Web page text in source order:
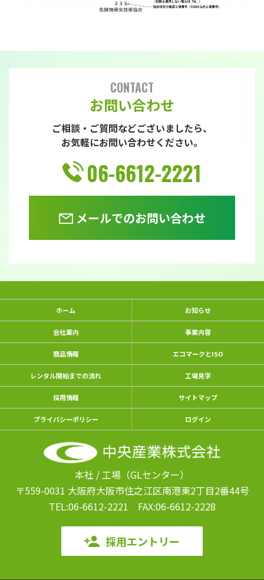
CONTACT
お問い合わせ
ご相談・ご質問などございましたら、
お気軽にお問い合わせください。
06-6612-2221
メールでのお問い合わせ
ホーム お知らせ
会社案内 事業内容
商品情報 エコマークとISO
レンタル開始までの流れ 工場見学
採用情報 サイトマップ
プライバシーポリシー ログイン
本社 / 工場（GLセンター）
〒559-0031 大阪府大阪市住之江区南港東2丁目2番44号
TEL:06-6612-2221 FAX:06-6612-2228
採用エントリー